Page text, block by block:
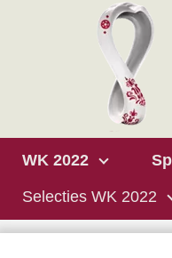
WK 2022
Selecties WK 2022